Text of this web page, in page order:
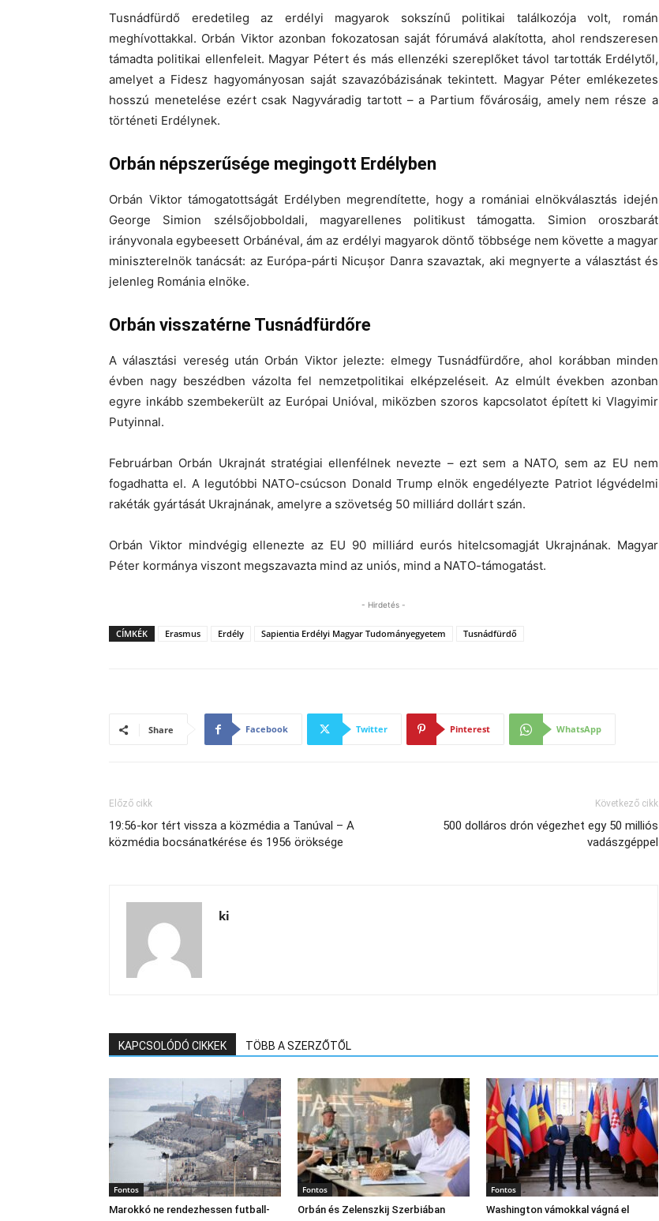
Tusnádfürdő eredetileg az erdélyi magyarok sokszínű politikai találkozója volt, román
meghívottakkal. Orbán Viktor azonban fokozatosan saját fórumává alakította, ahol rendszeresen
támadta politikai ellenfeleit. Magyar Pétert és más ellenzéki szereplőket távol tartották Erdélytől,
amelyet a Fidesz hagyományosan saját szavazóbázisának tekintett. Magyar Péter emlékezetes
hosszú menetelése ezért csak Nagyváradig tartott – a Partium fővárosáig, amely nem része a
történeti Erdélynek.
Orbán népszerűsége megingott Erdélyben
Orbán Viktor támogatottságát Erdélyben megrendítette, hogy a romániai elnökválasztás idején
George Simion szélsőjobboldali, magyarellenes politikust támogatta. Simion oroszbarát
irányvonala egybeesett Orbánéval, ám az erdélyi magyarok döntő többsége nem követte a magyar
miniszterelnök tanácsát: az Európa-párti Nicușor Danra szavaztak, aki megnyerte a választást és
jelenleg Románia elnöke.
Orbán visszatérne Tusnádfürdőre
A választási vereség után Orbán Viktor jelezte: elmegy Tusnádfürdőre, ahol korábban minden
évben nagy beszédben vázolta fel nemzetpolitikai elképzeléseit. Az elmúlt években azonban
egyre inkább szembekerült az Európai Unióval, miközben szoros kapcsolatot épített ki Vlagyimir
Putyinnal.
Februárban Orbán Ukrajnát stratégiai ellenfélnek nevezte – ezt sem a NATO, sem az EU nem
fogadhatta el. A legutóbbi NATO-csúcson Donald Trump elnök engedélyezte Patriot légvédelmi
rakéták gyártását Ukrajnának, amelyre a szövetség 50 milliárd dollárt szán.
Orbán Viktor mindvégig ellenezte az EU 90 milliárd eurós hitelcsomagját Ukrajnának. Magyar
Péter kormánya viszont megszavazta mind az uniós, mind a NATO-támogatást.
- Hirdetés -
CÍMKÉK Erasmus Erdély Sapientia Erdélyi Magyar Tudományegyetem Tusnádfürdő
Share Facebook Twitter Pinterest WhatsApp
Előző cikk
19:56-kor tért vissza a közmédia a Tanúval – A
közmédia bocsánatkérése és 1956 öröksége
Következő cikk
500 dolláros drón végezhet egy 50 milliós
vadászgéppel
ki
KAPCSOLÓDÓ CIKKEK TÖBB A SZERZŐTŐL
Fontos
Marokkó ne rendezhessen futball-
Fontos
Orbán és Zelenszkij Szerbiában
Fontos
Washington vámokkal vágná el